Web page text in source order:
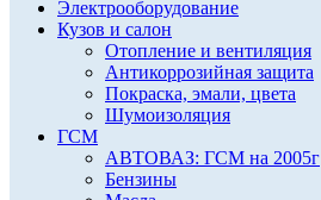
Электрооборудование
Кузов и салон
Отопление и вентиляция
Антикоррозийная защита
Покраска, эмали, цвета
Шумоизоляция
ГСМ
АВТОВАЗ: ГСМ на 2005г
Бензины